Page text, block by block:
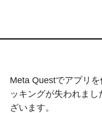
Meta Questでアプリ
ッキングが失われま
ざいます。